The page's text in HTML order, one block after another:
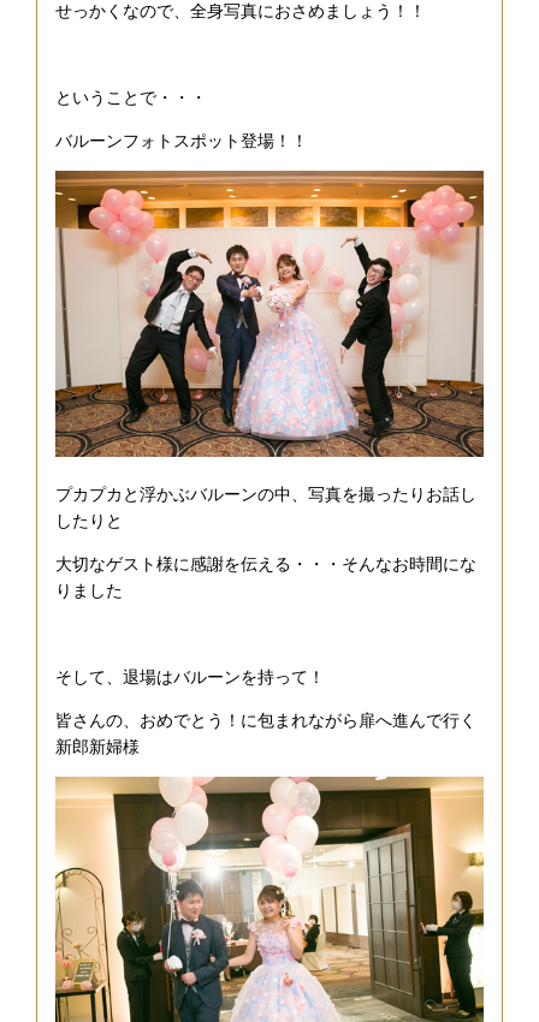
せっかくなので、全身写真におさめましょう！！
ということで・・・
バルーンフォトスポット登場！！
プカプカと浮かぶバルーンの中、写真を撮ったりお話し
したりと
大切なゲスト様に感謝を伝える・・・そんなお時間にな
りました
そして、退場はバルーンを持って！
皆さんの、おめでとう！に包まれながら扉へ進んで行く
新郎新婦様